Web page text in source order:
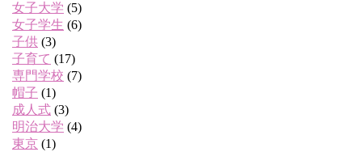
女子大学 (5)
女子学生 (6)
子供 (3)
子育て (17)
専門学校 (7)
帽子 (1)
成人式 (3)
明治大学 (4)
東京 (1)